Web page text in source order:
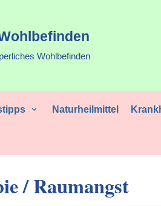
Wohlbefinden
Naturheilmittel
/ Raumangst